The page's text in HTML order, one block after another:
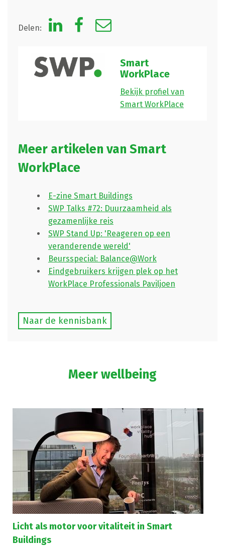
Delen:
Smart
WorkPlace
Bekijk profiel van
Smart WorkPlace
Meer artikelen van Smart
WorkPlace
E-zine Smart Buildings
SWP Talks #72: Duurzaamheid als
gezamenlijke reis
SWP Stand Up: 'Reageren op een
veranderende wereld'
Beursspecial: Balance@Work
Eindgebruikers krijgen plek op het
WorkPlace Professionals Paviljoen
Naar de kennisbank
Meer wellbeing
Licht als motor voor vitaliteit in Smart
Buildings